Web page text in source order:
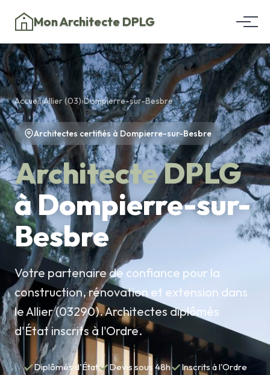
Mon Architecte DPLG
Accueil›Allier (03)›Dompierre-sur-Besbre
Architectes certifiés à Dompierre-sur-Besbre
Architecte DPLG
à Dompierre-sur-
Besbre
Votre partenaire de confiance pour la
construction, rénovation et extension dans
le Allier (03290). Architectes diplômés
d'État inscrits à l'Ordre.
✓Diplômés d'État✓Devis sous 48h✓Inscrits à l'Ordre